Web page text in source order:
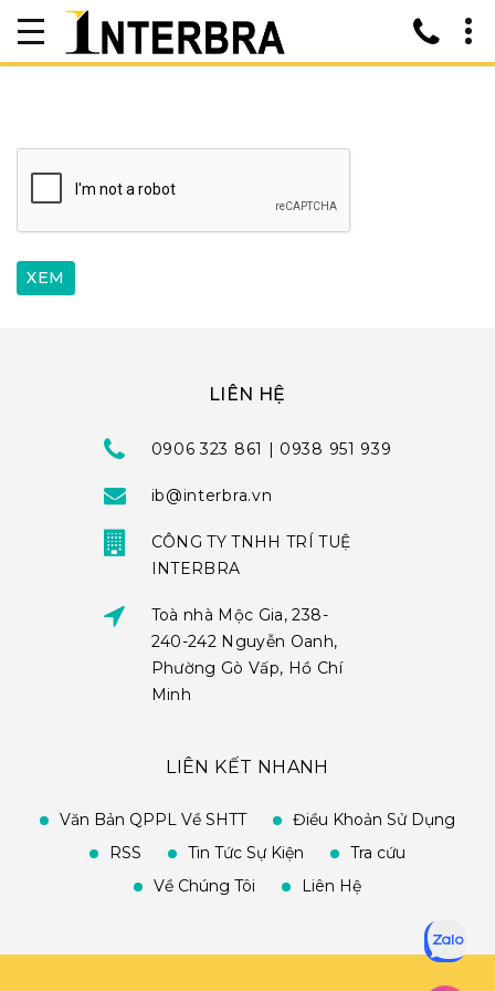
LIÊN HỆ
0906 323 861 | 0938 951 939
ib@interbra.vn
CÔNG TY TNHH TRÍ TUỆ
INTERBRA
Toà nhà Mộc Gia, 238-
240-242 Nguyễn Oanh,
Phường Gò Vấp, Hồ Chí
Minh
LIÊN KẾT NHANH
Văn Bản QPPL Về SHTT
Điều Khoản Sử Dụng
RSS
Tin Tức Sự Kiện
Tra cứu
Về Chúng Tôi
Liên Hệ